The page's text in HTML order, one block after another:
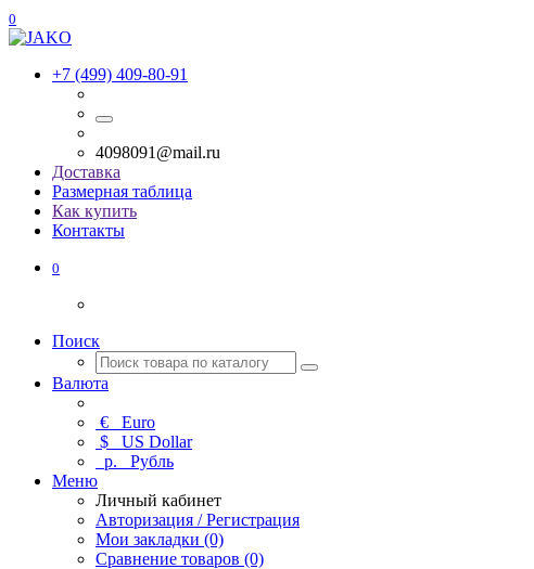
0
+7 (499) 409-80-91
4098091@mail.ru
Доставка
Размерная таблица
Как купить
Контакты
0
Поиск
Валюта
€ Euro
$ US Dollar
р. Рубль
Меню
Личный кабинет
Авторизация / Регистрация
Мои закладки (0)
Сравнение товаров (0)